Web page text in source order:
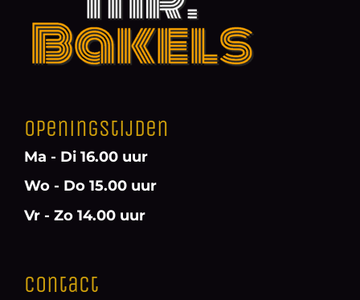
Openingstijden
Ma - Di 16.00 uur
Wo - Do 15.00 uur
Vr - Zo 14.00 uur
Contact